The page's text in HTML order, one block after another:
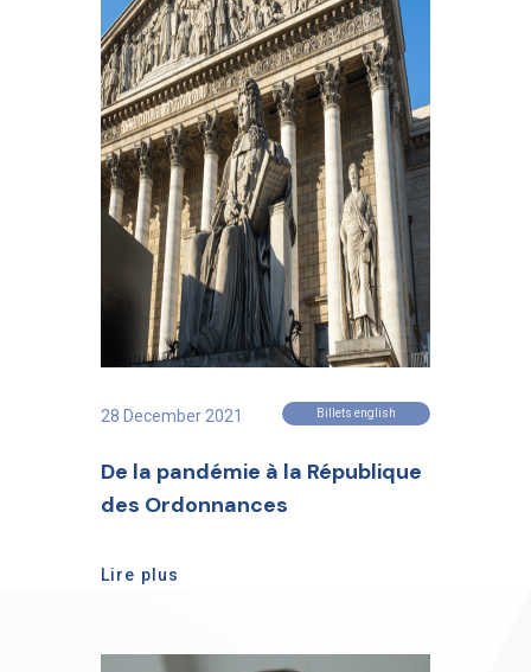
28 December 2021 Billets english
De la pandémie à la République
des Ordonnances
Lire plus